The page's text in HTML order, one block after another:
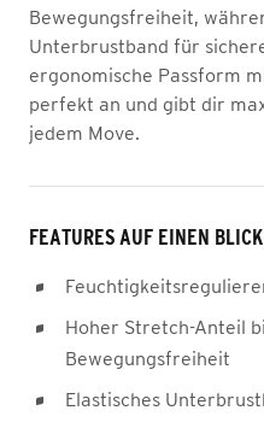
Bewegungsfreiheit,
Unterbrustband für
ergonomische Passform
perfekt an und gibt dir
jedem Move.
FEATURES AUF EINEN BLICK
Hoher Stretch-Anteil
Bewegungsfreiheit
Elastisches